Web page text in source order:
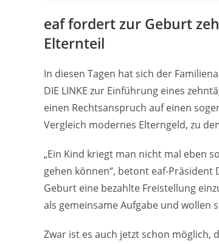
eaf fordert zur Geburt
Elternteil
In diesen Tagen hat sich der
DIE LINKE zur Einführung eines
einen Rechtsanspruch auf einen
Vergleich modernes Elterngeld, zu
„Ein Kind kriegt man nicht mal eben
gehen können“, betont eaf-
Geburt eine bezahlte Freistellung
als gemeinsame Aufgabe und wollen
Zwar ist es auch jetzt schon möglich,